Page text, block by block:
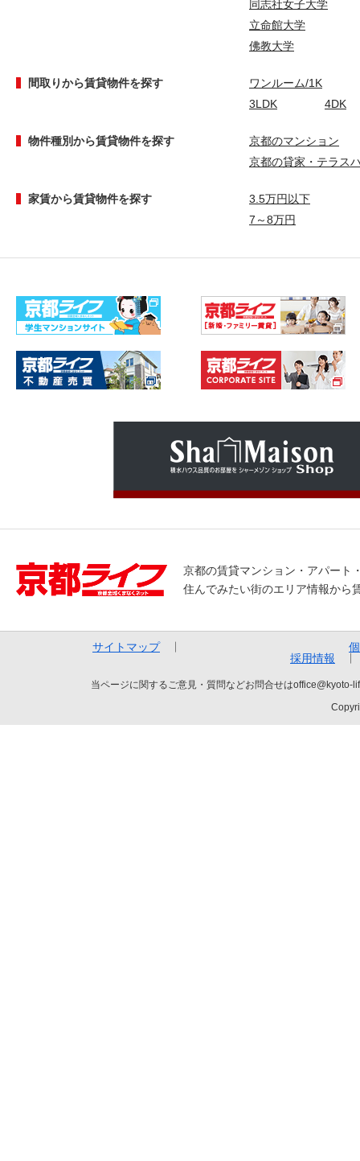
同志社女子大学
立命館大学
佛教大学
間取りから賃貸物件を探す
ワンルーム/1K
3LDK
4DK
物件種別から賃貸物件を探す
京都のマンション
京都の貸家・テラス
家賃から賃貸物件を探す
3.5万円以下
7～8万円
京都の賃貸マンション・アパート
住んでみたい街のエリア情報から
サイトマップ
採用情報
当ページに関するご意見・質問などお問合せは